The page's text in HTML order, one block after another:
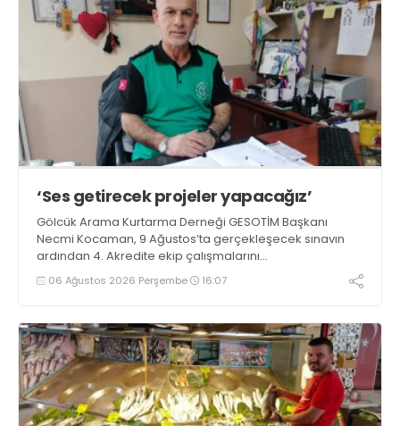
‘Ses getirecek projeler yapacağız’
Gölcük Arama Kurtarma Derneği GESOTİM Başkanı
Necmi Kocaman, 9 Ağustos’ta gerçekleşecek sınavın
ardından 4. Akredite ekip çalışmalarını
tamamlayacaklarını ifade ederek açıklamalarda
bulundu. Kocaman, “Gölcük’te ve Kocaeli genelinde ses
06 Ağustos 2026 Perşembe 16:07